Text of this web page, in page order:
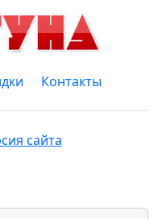
Контакты
сайта